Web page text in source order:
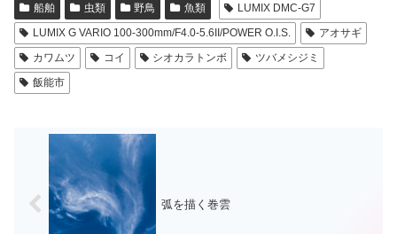
船舶 虫類 野鳥 魚類
LUMIX DMC-G7
LUMIX G VARIO 100-300mm/F4.0-5.6II/POWER O.I.S.
アオサギ
カワムツ
コイ シオカラトンボ
ツバメシジミ
飯能市
弧を描く巻雲